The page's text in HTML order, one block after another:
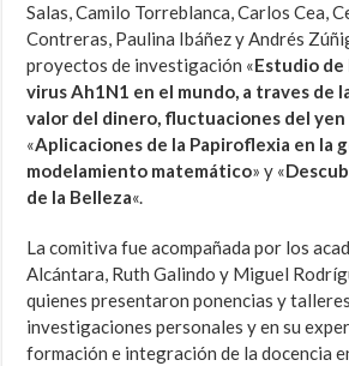
Salas, Camilo Torreblanca, Carlos Cea,
Contreras, Paulina Ibáñez y Andrés
proyectos de investigación «Estudio de
virus Ah1N1 en el mundo, a traves de
valor del dinero, fluctuaciones del
«Aplicaciones de la Papiroflexia en la
modelamiento matemático» y «
de la Belleza«.
La comitiva fue acompañada por los
Alcántara, Ruth Galindo y Miguel
quienes presentaron ponencias y
investigaciones personales y en su
formación e integración de la docencia